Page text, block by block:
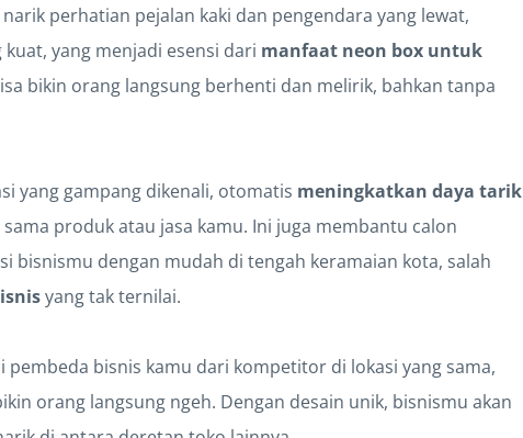
perhatian pejalan kaki dan pengendara yang lewat,
yang menjadi esensi dari manfaat neon box untuk
bikin orang langsung berhenti dan melirik, bahkan tanpa
yang gampang dikenali, otomatis meningkatkan daya tarik
produk atau jasa kamu. Ini juga membantu calon
bisnismu dengan mudah di tengah keramaian kota, salah
yang tak ternilai.
pembeda bisnis kamu dari kompetitor di lokasi yang sama,
orang langsung ngeh. Dengan desain unik, bisnismu akan